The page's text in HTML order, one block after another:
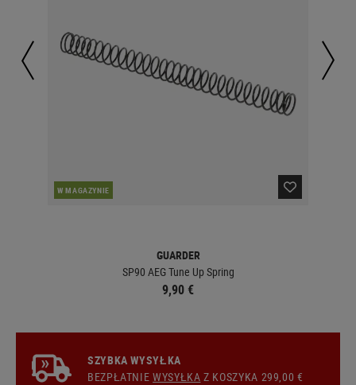
W MAGAZYNIE
GUARDER
SP90 AEG Tune Up Spring
9,90 €
SZYBKA WYSYŁKA
BEZPŁATNIEWYSYŁKA Z KOSZYKA 299,00 €